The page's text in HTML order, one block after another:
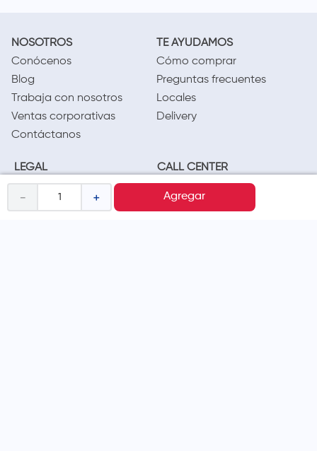
＋
－ Agregar
NOSOTROS
Conócenos
Blog
Trabaja con nosotros
Ventas corporativas
Contáctanos
TE AYUDAMOS
Cómo comprar
Preguntas frecuentes
Locales
Delivery
LEGAL
Términos y condiciones
Políticas de privacidad
CALL CENTER
(01) 417-1800